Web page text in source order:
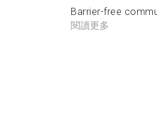
Barrier-free
閱讀更多